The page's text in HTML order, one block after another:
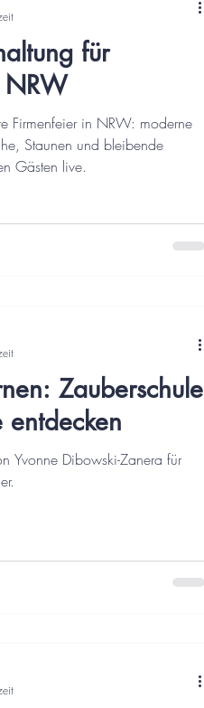
für
NRW
Firmenfeier in NRW: moderne
Staunen und bleibende
Gästen live.
Zauberschule
entdecken
Yvonne Dibowski-Zanera für